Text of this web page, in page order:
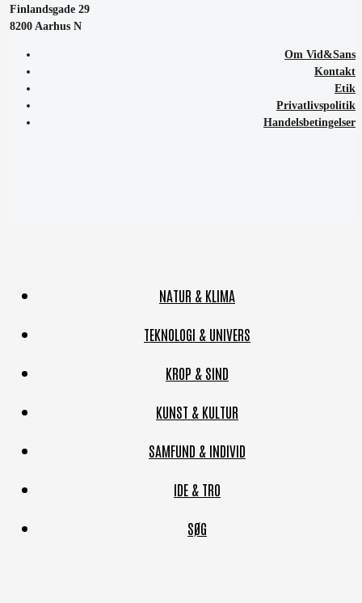
Finlandsgade 29
8200 Aarhus N
Om Vid&Sans
Kontakt
Etik
Privatlivspolitik
Handelsbetingelser
NATUR & KLIMA
TEKNOLOGI & UNIVERS
KROP & SIND
KUNST & KULTUR
SAMFUND & INDIVID
IDE & TRO
SØG